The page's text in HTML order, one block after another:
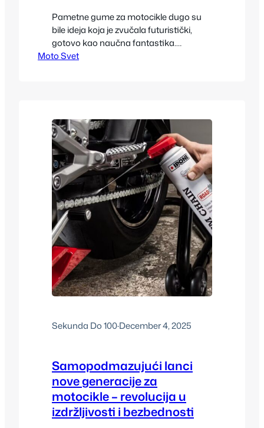
Pametne gume za motocikle dugo su
bile ideja koja je zvučala futuristički,
gotovo kao naučna fantastika.
Međutim, razvoj elektronike, senzorskih
realan pravac razvoja motociklističke
industrije. Ovaj sistem postaje ključan
za stabilnost,…
Moto Svet
Sekunda Do 100·December 4, 2025
Samopodmazujući lanci
nove generacije za
motocikle – revolucija u
izdržljivosti i bezbednosti